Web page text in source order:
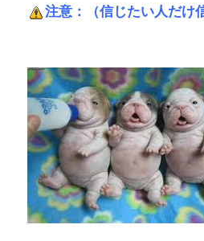
注意：（信じたい人だけ